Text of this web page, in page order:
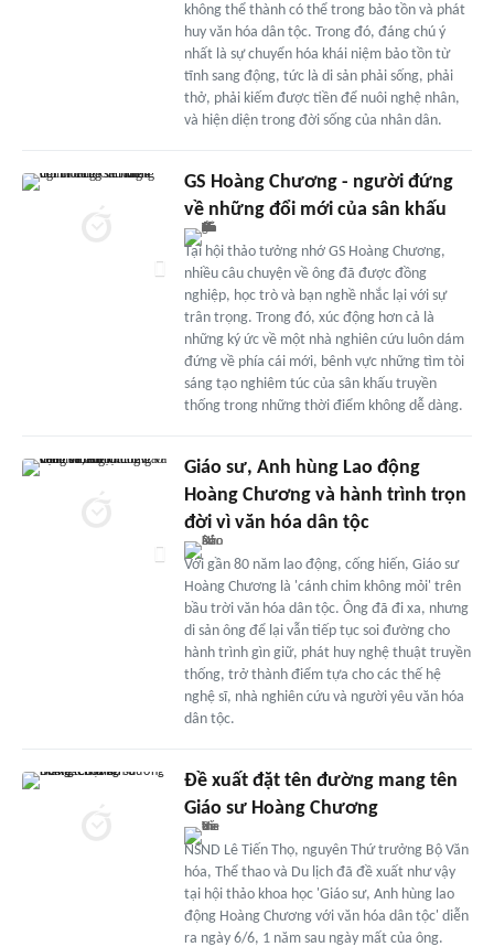
không thể thành có thể trong bảo tồn và phát
huy văn hóa dân tộc. Trong đó, đáng chú ý
nhất là sự chuyển hóa khái niệm bảo tồn từ
tĩnh sang động, tức là di sản phải sống, phải
thở, phải kiếm được tiền để nuôi nghệ nhân,
và hiện diện trong đời sống của nhân dân.
GS Hoàng Chương - người đứng
về những đổi mới của sân khấu
Tại hội thảo tưởng nhớ GS Hoàng Chương,
nhiều câu chuyện về ông đã được đồng
nghiệp, học trò và bạn nghề nhắc lại với sự
trân trọng. Trong đó, xúc động hơn cả là
những ký ức về một nhà nghiên cứu luôn dám
đứng về phía cái mới, bênh vực những tìm tòi
sáng tạo nghiêm túc của sân khấu truyền
thống trong những thời điểm không dễ dàng.
Giáo sư, Anh hùng Lao động
Hoàng Chương và hành trình trọn
đời vì văn hóa dân tộc
Với gần 80 năm lao động, cống hiến, Giáo sư
Hoàng Chương là 'cánh chim không mỏi' trên
bầu trời văn hóa dân tộc. Ông đã đi xa, nhưng
di sản ông để lại vẫn tiếp tục soi đường cho
hành trình gìn giữ, phát huy nghệ thuật truyền
thống, trở thành điểm tựa cho các thế hệ
nghệ sĩ, nhà nghiên cứu và người yêu văn hóa
dân tộc.
Đề xuất đặt tên đường mang tên
Giáo sư Hoàng Chương
NSND Lê Tiến Thọ, nguyên Thứ trưởng Bộ Văn
hóa, Thể thao và Du lịch đã đề xuất như vậy
tại hội thảo khoa học 'Giáo sư, Anh hùng lao
động Hoàng Chương với văn hóa dân tộc' diễn
ra ngày 6/6, 1 năm sau ngày mất của ông.